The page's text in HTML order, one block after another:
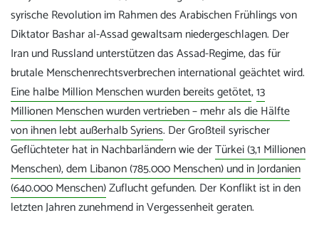
syrische Revolution im Rahmen des Arabischen Frühlings von
Diktator Bashar al-Assad gewaltsam niedergeschlagen. Der
Iran und Russland unterstützen das Assad-Regime, das für
brutale Menschenrechtsverbrechen international geächtet wird.
Eine halbe Million Menschen wurden bereits getötet,13
Millionen Menschen wurden vertrieben – mehr als die Hälfte
von ihnen lebt außerhalb Syriens. Der Großteil syrischer
Geflüchteter hat in Nachbarländern wie derTürkei (3,1 Millionen
Menschen), dem Libanon (785.000 Menschen) und in Jordanien
(640.000 Menschen)Zuflucht gefunden. Der Konflikt ist in den
letzten Jahren zunehmend in Vergessenheit geraten.